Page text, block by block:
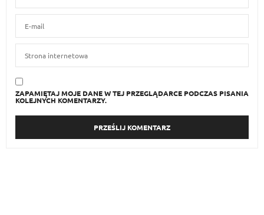
ZAPAMIĘTAJ MOJE DANE W TEJ PRZEGLĄDARCE PODCZAS PISANIA
KOLEJNYCH KOMENTARZY.